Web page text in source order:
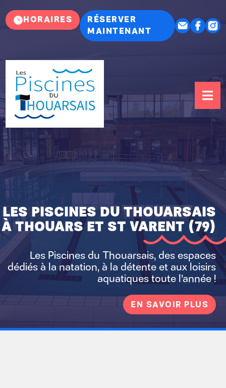
HORAIRES
RÉSERVER
MAINTENANT
LES PISCINES DU THOUARSAIS
À THOUARS ET ST VARENT (79)
Les Piscines du Thouarsais, des espaces
dédiés à la natation, à la détente et aux loisirs
aquatiques toute l’année !
EN SAVOIR PLUS